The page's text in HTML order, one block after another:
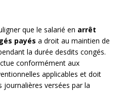
que le salarié en arrêt
payés a droit au maintien de
la durée desdits congés.
conformément aux
applicables et doit
versées par la